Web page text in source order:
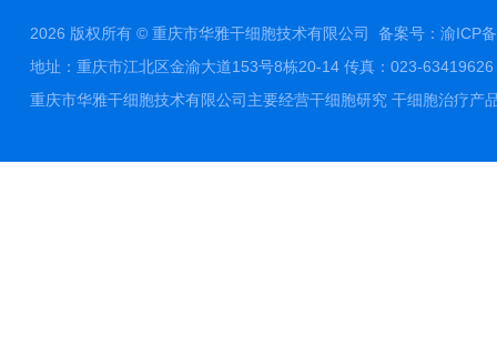
2026 版权所有 © 重庆市华雅干细胞技术有限公司 备案号：渝ICP
地址：重庆市江北区金渝大道153号8栋20-14 传真：023-
重庆市华雅干细胞技术有限公司主要经营干细胞研究 干细胞治疗产